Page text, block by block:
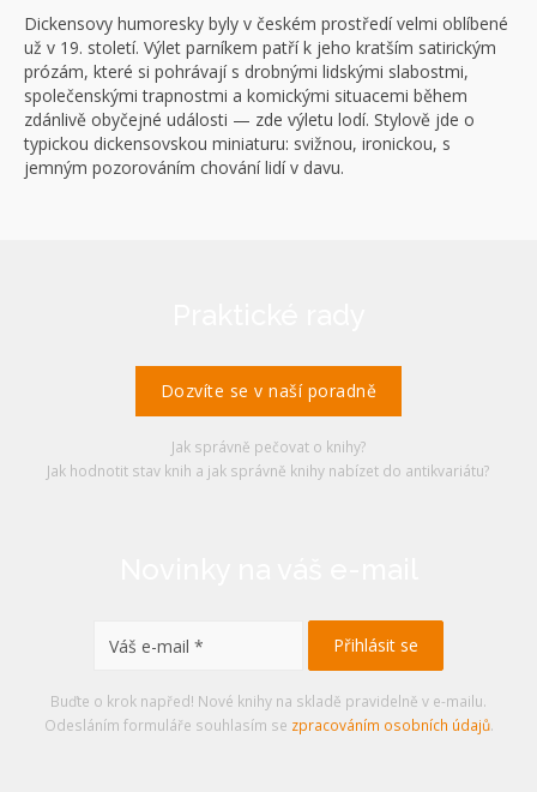
Dickensovy humoresky byly v českém prostředí velmi oblíbené
už v 19. století. Výlet parníkem patří k jeho kratším satirickým
prózám, které si pohrávají s drobnými lidskými slabostmi,
společenskými trapnostmi a komickými situacemi během
zdánlivě obyčejné události — zde výletu lodí. Stylově jde o
typickou dickensovskou miniaturu: svižnou, ironickou, s
jemným pozorováním chování lidí v davu.
Dozvíte se v naší poradně
Jak správně pečovat o knihy?
Jak hodnotit stav knih a jak správně knihy nabízet do antikvariátu?
Buďte o krok napřed! Nové knihy na skladě pravidelně v e-mailu.
Odesláním formuláře souhlasím se zpracováním osobních údajů.